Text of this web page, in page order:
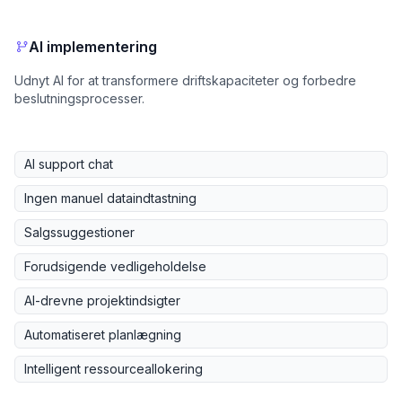
AI implementering
Udnyt AI for at transformere driftskapaciteter og forbedre
beslutningsprocesser.
AI support chat
Ingen manuel dataindtastning
Salgssuggestioner
Forudsigende vedligeholdelse
AI-drevne projektindsigter
Automatiseret planlægning
Intelligent ressourceallokering